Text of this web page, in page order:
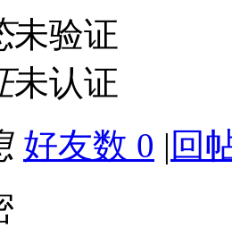
未验证
未认证
好友数 0 | 回